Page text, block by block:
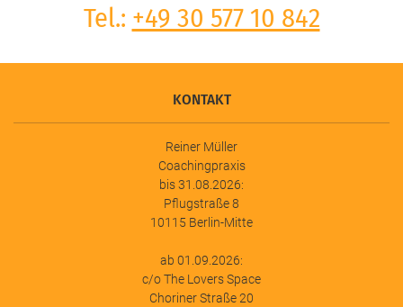
Tel.: +49 30 577 10 842
KONTAKT
Reiner Müller
Coachingpraxis
bis 31.08.2026:
Pflugstraße 8
10115 Berlin-Mitte
ab 01.09.2026:
c/o The Lovers Space
Choriner Straße 20